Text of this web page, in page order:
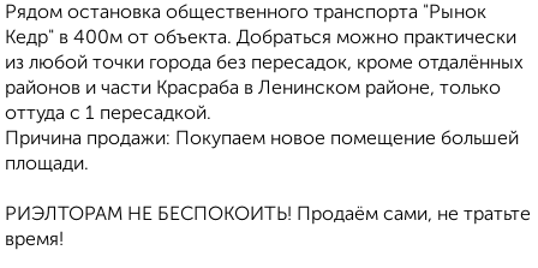
Рядом остановка общественного транспорта "Рынок
Кедр" в 400м от объекта. Добраться можно практически
из любой точки города без пересадок, кроме отдалённых
районов и части Красраба в Ленинском районе, только
оттуда с 1 пересадкой.
Причина продажи: Покупаем новое помещение большей
площади.
РИЭЛТОРАМ НЕ БЕСПОКОИТЬ! Продаём сами, не тратьте
время!